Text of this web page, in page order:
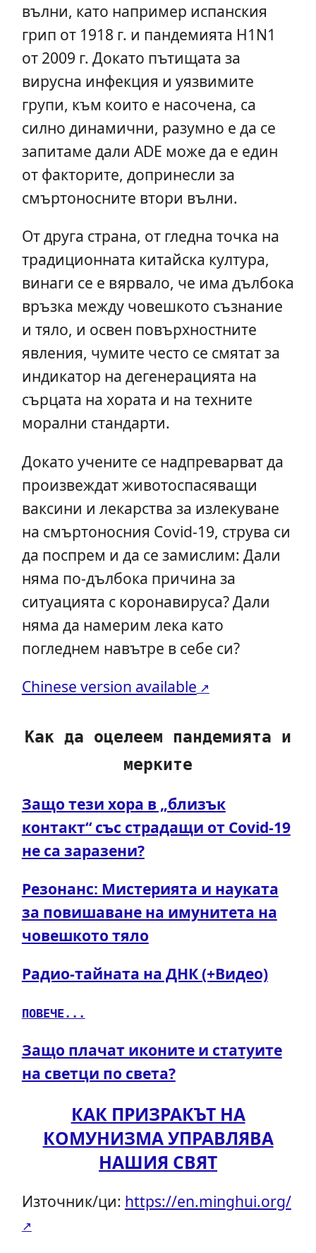
вълни, като например испанския
грип от 1918 г. и пандемията H1N1
от 2009 г. Докато пътищата за
вирусна инфекция и уязвимите
групи, към които е насочена, са
силно динамични, разумно е да се
запитаме дали ADE може да е един
от факторите, допринесли за
смъртоносните втори вълни.
От друга страна, от гледна точка на
традиционната китайска култура,
винаги се е вярвало, че има дълбока
връзка между човешкото съзнание
и тяло, и освен повърхностните
явления, чумите често се смятат за
индикатор на дегенерацията на
сърцата на хората и на техните
морални стандарти.
Докато учените се надпреварват да
произвеждат животоспасяващи
ваксини и лекарства за излекуване
на смъртоносния Covid-19, струва си
да поспрем и да се замислим: Дали
няма по-дълбока причина за
ситуацията с коронавируса? Дали
няма да намерим лека като
погледнем навътре в себе си?
Chinese version available
Как да оцелеем пандемията и
мерките
Защо тези хора в „близък
контакт“ със страдащи от Covid-19
не са заразени?
Резонанс: Мистерията и науката
за повишаване на имунитета на
човешкото тяло
Радио-тайната на ДНК (+Видео)
ПОВЕЧЕ...
Защо плачат иконите и статуите
на светци по света?
КАК ПРИЗРАКЪТ НА
КОМУНИЗМА УПРАВЛЯВА
НАШИЯ СВЯТ
Източник/ци: https://en.minghui.org/